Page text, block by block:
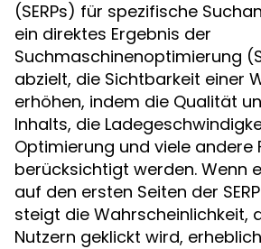
(SERPs) für spezifische
ein direktes Ergebnis der
Suchmaschinenoptimierung
abzielt, die Sichtbarkeit einer
erhöhen, indem die Qualität
Inhalts, die
Optimierung und viele andere
berücksichtigt werden. Wenn
auf den ersten Seiten der
steigt die Wahrscheinlichkeit,
Nutzern geklickt wird,